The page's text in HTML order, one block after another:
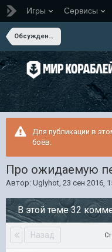
Игры Сервисы
Обсуждение Мира Кораблей
Для публикации в
боёв.
Про ожидаемую
Автор: Uglyhot, 23 сен 2016,
В этой теме 32
Назад